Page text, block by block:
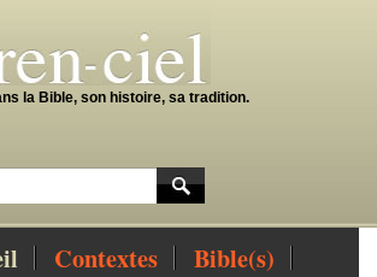
la Bible, son histoire, sa tradition.
Contextes
Bible(s)